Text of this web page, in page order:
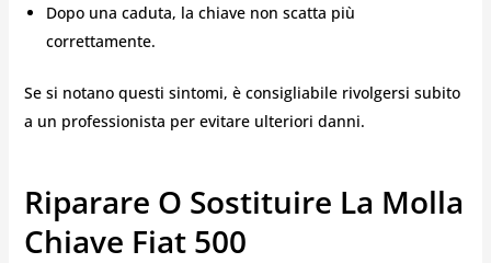
Dopo una caduta, la chiave non scatta più
correttamente.
Se si notano questi sintomi, è consigliabile rivolgersi subito
a un professionista per evitare ulteriori danni.
Riparare O Sostituire La Molla
Chiave Fiat 500